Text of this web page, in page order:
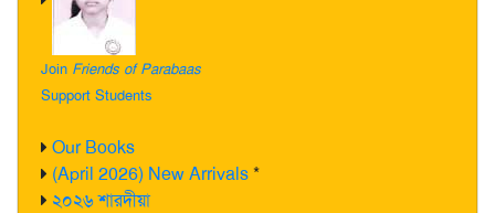
Join Friends of Parabaas
Support Students
Our Books
(April 2026) New Arrivals*
২০২৬ শারদীয়া